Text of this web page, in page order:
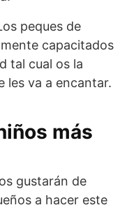
peques de
capacitados
tal cual os la
les va a encantar.
más
gustarán de
a hacer este